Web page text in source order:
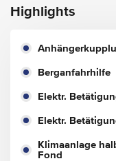
Highlights
Berganfahrhilfe
Elektr.
Elektr.
Klimaanlage
Fond